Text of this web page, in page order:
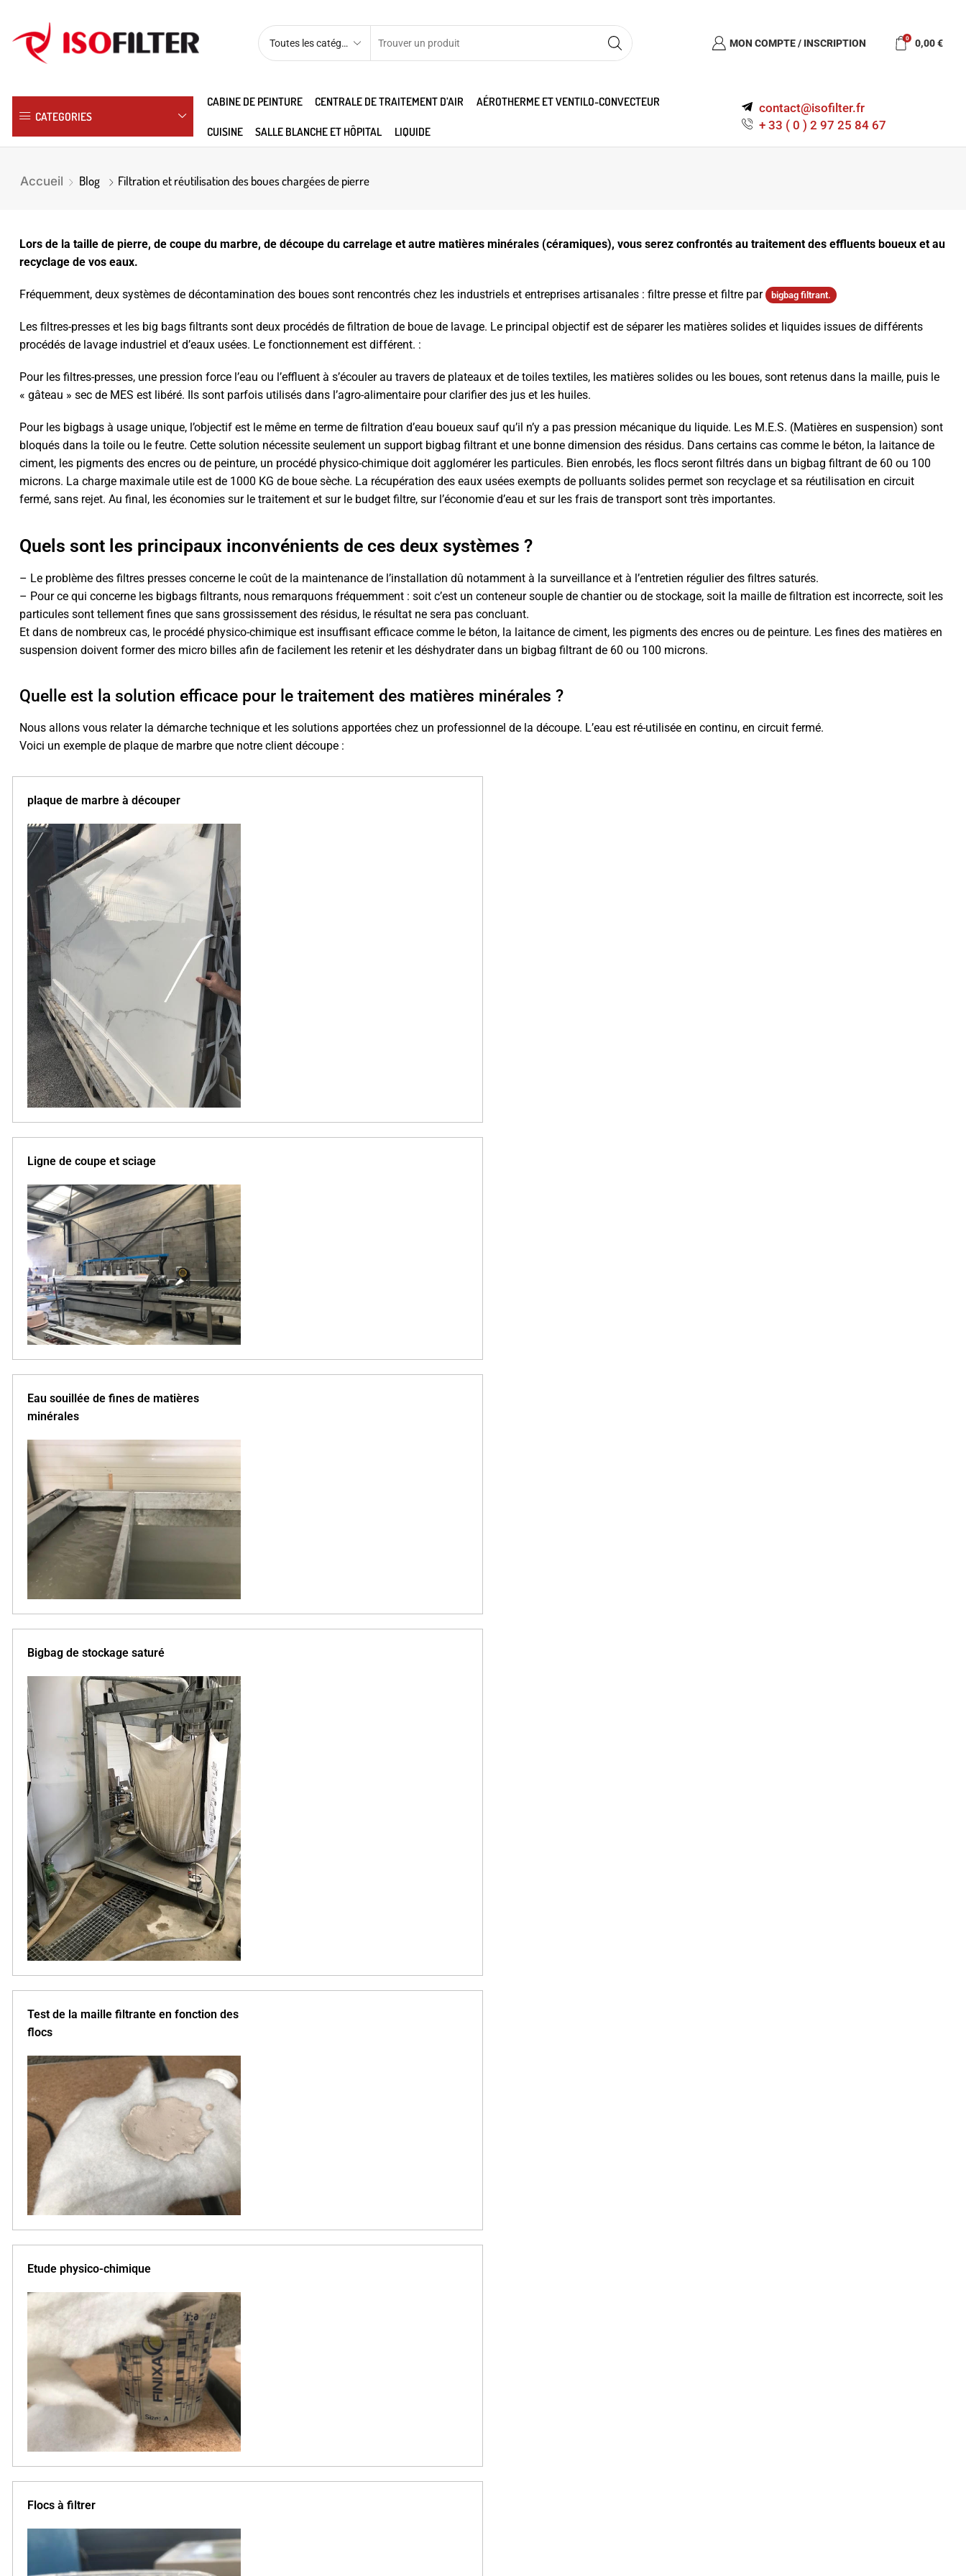
MON COMPTE / INSCRIPTION 0 0,00€
CATEGORIES
CABINE DE PEINTURE CENTRALE DE TRAITEMENT D’AIR AÉROTHERME ET VENTILO-CONVECTEUR
CUISINE SALLE BLANCHE ET HÔPITAL LIQUIDE
contact@isofilter.fr
+ 33 ( 0 ) 2 97 25 84 67
Accueil Blog Filtration et réutilisation des boues chargées de pierre
Lors de la taille de pierre, de coupe du marbre, de découpe du carrelage et autre matières minérales (céramiques), vous serez confrontés au traitement des effluents boueux et au
recyclage de vos eaux.
Fréquemment, deux systèmes de décontamination des boues sont rencontrés chez les industriels et entreprises artisanales : filtre presse et filtre par bigbag filtrant.
Les filtres-presses et les big bags filtrants sont deux procédés de filtration de boue de lavage. Le principal objectif est de séparer les matières solides et liquides issues de différents
procédés de lavage industriel et d’eaux usées. Le fonctionnement est différent. :
Pour les filtres-presses, une pression force l’eau ou l’effluent à s’écouler au travers de plateaux et de toiles textiles, les matières solides ou les boues, sont retenus dans la maille, puis le
« gâteau » sec de MES est libéré. Ils sont parfois utilisés dans l’agro-alimentaire pour clarifier des jus et les huiles.
Pour les bigbags à usage unique, l’objectif est le même en terme de filtration d’eau boueux sauf qu’il n’y a pas pression mécanique du liquide. Les M.E.S. (Matières en suspension) sont
bloqués dans la toile ou le feutre. Cette solution nécessite seulement un support bigbag filtrant et une bonne dimension des résidus. Dans certains cas comme le béton, la laitance de
ciment, les pigments des encres ou de peinture, un procédé physico-chimique doit agglomérer les particules. Bien enrobés, les flocs seront filtrés dans un bigbag filtrant de 60 ou 100
microns. La charge maximale utile est de 1000 KG de boue sèche. La récupération des eaux usées exempts de polluants solides permet son recyclage et sa réutilisation en circuit
fermé, sans rejet. Au final, les économies sur le traitement et sur le budget filtre, sur l’économie d’eau et sur les frais de transport sont très importantes.
Quels sont les principaux inconvénients de ces deux systèmes ?
– Le problème des filtres presses concerne le coût de la maintenance de l’installation dû notamment à la surveillance et à l’entretien régulier des filtres saturés.
– Pour ce qui concerne les bigbags filtrants, nous remarquons fréquemment : soit c’est un conteneur souple de chantier ou de stockage, soit la maille de filtration est incorrecte, soit les
particules sont tellement fines que sans grossissement des résidus, le résultat ne sera pas concluant.
Et dans de nombreux cas, le procédé physico-chimique est insuffisant efficace comme le béton, la laitance de ciment, les pigments des encres ou de peinture. Les fines des matières en
suspension doivent former des micro billes afin de facilement les retenir et les déshydrater dans un bigbag filtrant de 60 ou 100 microns.
Quelle est la solution efficace pour le traitement des matières minérales ?
Nous allons vous relater la démarche technique et les solutions apportées chez un professionnel de la découpe. L’eau est ré-utilisée en continu, en circuit fermé.
Voici un exemple de plaque de marbre que notre client découpe :
plaque de marbre à découper
Ligne de coupe et sciage
Eau souillée de fines de matières
minérales
Bigbag de stockage saturé
Test de la maille filtrante en fonction des
flocs
Etude physico-chimique
Flocs à filtrer